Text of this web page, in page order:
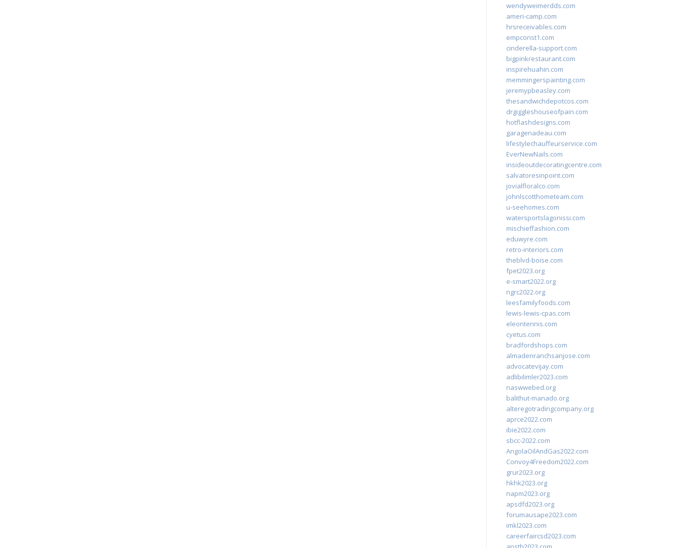
wendyweimerdds.com
ameri-camp.com
hrsreceivables.com
empconst1.com
cinderella-support.com
bigpinkrestaurant.com
inspirehuahin.com
memmingerspainting.com
jeremypbeasley.com
thesandwichdepotcos.com
drgiggleshouseofpain.com
hotflashdesigns.com
garagenadeau.com
lifestylechauffeurservice.com
EverNewNails.com
insideoutdecoratingcentre.com
salvatoresinpoint.com
jovialfloralco.com
johnlscotthometeam.com
u-seehomes.com
watersportslagonissi.com
mischieffashion.com
eduwyre.com
retro-interiors.com
theblvd-boise.com
fpet2023.org
e-smart2022.org
ngrc2022.org
leesfamilyfoods.com
lewis-lewis-cpas.com
eleontennis.com
cyetus.com
bradfordshops.com
almadenranchsanjose.com
advocatevijay.com
adlibilimler2023.com
naswwebed.org
balithut-manado.org
alteregotradingcompany.org
aprce2022.com
ibie2022.com
sbcc-2022.com
AngolaOilAndGas2022.com
Convoy4Freedom2022.com
grur2023.org
hkhk2023.org
napm2023.org
apsdfd2023.org
forumausape2023.com
imkl2023.com
careerfaircsd2023.com